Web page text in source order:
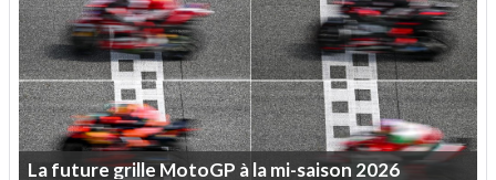
Lafuturegrille MotoGP àlami-saison 2026